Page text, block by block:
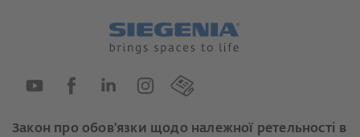
Закон про обов'язки щодо належної ретельності в